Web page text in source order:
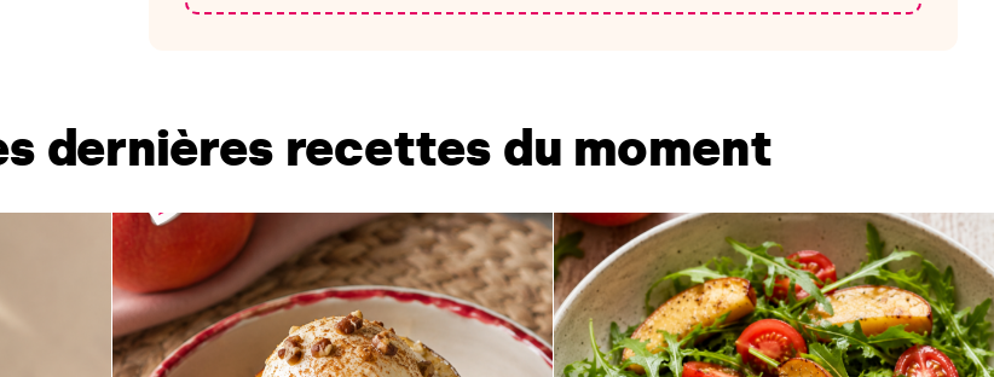
dernières recettes du moment